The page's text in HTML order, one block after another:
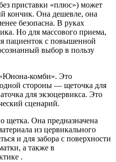
приставки «плюс») может
кончик. Она дешевле, она
безопасна. В руках
Но для массового приема,
пациенток с повышенной
выбор в пользу
комби». Это
стороны — щеточка для
для экзоцервикса. Это
сценарий.
Она предназначена
из цервикального
и для забора с поверхности
а также в
.